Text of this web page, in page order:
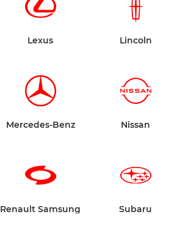
Lexus Lincoln
Mercedes-Benz Nissan
Renault Samsung Subaru